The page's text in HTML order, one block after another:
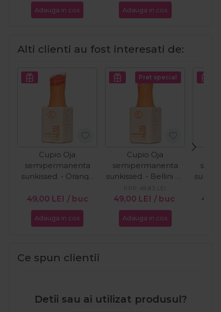
Adauga in cos Adauga in cos
Alti clienti au fost interesati de:
Cupio Oja
semipermanenta
sunkissed. - Orange
49,00 LEI / buc
Adauga in cos
Pret special
Cupio Oja
semipermanenta
sunkissed. - Bellini by
the Pool 15ml
49,00 LEI / buc
PRP: 49,83 LEI
Adauga in cos
Ce spun clientii
Detii sau ai utilizat produsul?